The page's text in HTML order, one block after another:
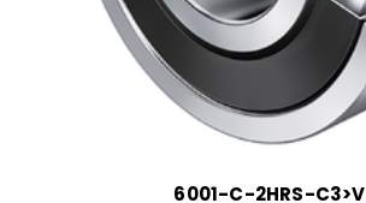
6001-C-2HRS-C3>V